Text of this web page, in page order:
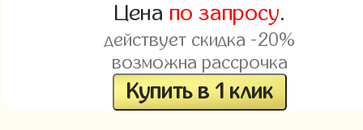
Цена по запросу.
действует скидка -20%
возможна рассрочка
Купить в 1 клик